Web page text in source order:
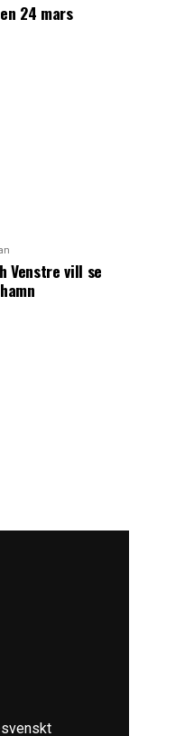
24 mars
Venstre vill se